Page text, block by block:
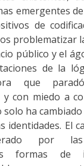
emergentes
de
problematizar
público y el
de la
que
y con miedo a
ha
identidades. El
por
formas de